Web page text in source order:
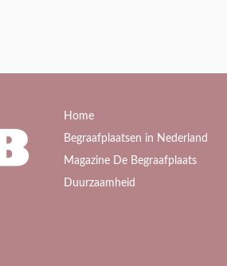
Home
Begraafplaatsen in Nederland
Magazine De Begraafplaats
Duurzaamheid